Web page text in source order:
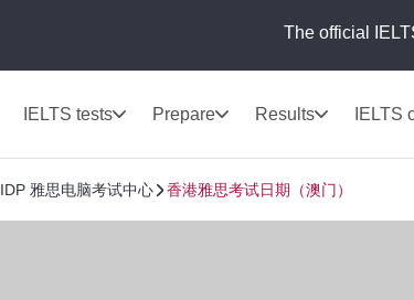
The official
IELTS tests Prepare Results IELTS
IDP 雅思电脑考试中心 香港雅思考试日期（澳门）